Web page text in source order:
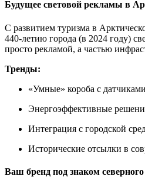
Будущее световой рекламы в
С развитием туризма в
440-летию города (в 2024 году)
просто рекламой, а частью
Тренды:
«Умные» короба с
Энергоэффективные
Интеграция с городской
Исторические отсылки в
Ваш бренд под знаком